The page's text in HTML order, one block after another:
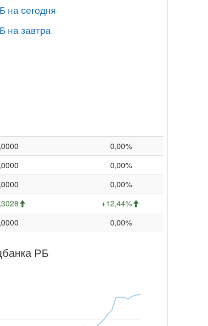
на сегодня
на завтра
0,00%
0,00%
0,00%
+12,44%
0,00%
РБ